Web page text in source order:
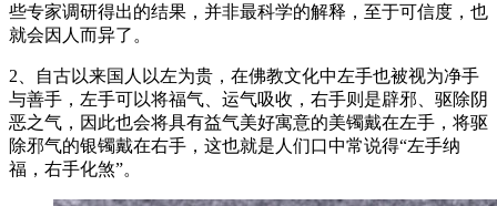
些专家调研得出的结果，并非最科学的解释，至于可信度，也
就会因人而异了。
2、自古以来国人以左为贵，在佛教文化中左手也被视为净手
与善手，左手可以将福气、运气吸收，右手则是辟邪、驱除阴
恶之气，因此也会将具有益气美好寓意的美镯戴在左手，将驱
除邪气的银镯戴在右手，这也就是人们口中常说得“左手纳
福，右手化煞”。